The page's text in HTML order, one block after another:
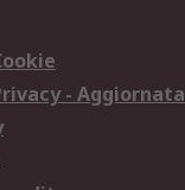
- Aggiornata